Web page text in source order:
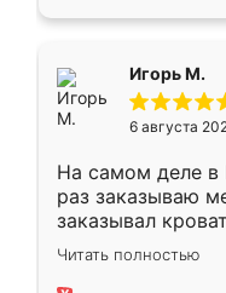
Игорь М.
6 августа
На самом деле в
раз заказываю
заказывал
ребёнка при его
заказал шкаф-
Читать полностью